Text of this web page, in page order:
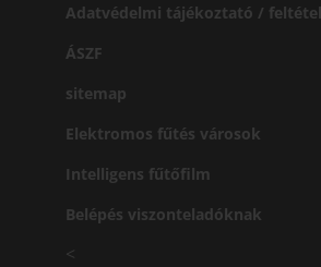
Adatvédelmi tájékoztató /
ÁSZF
sitemap
Elektromos fűtés városok
Intelligens fűtőfilm
Belépés viszonteladóknak
<